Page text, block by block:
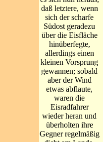
daß letztere, wenn
sich der scharfe
Südost geradezu
über die Eisfläche
hinüberfegte,
allerdings einen
kleinen Vorsprung
gewannen; sobald
aber der Wind
etwas abflaute,
waren die
Eisradfahrer
wieder heran und
überholten ihre
Gegner regelmäßig